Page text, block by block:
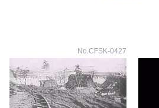
No.CFSK-0427